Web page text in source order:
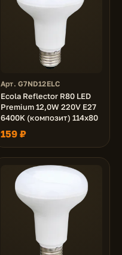
Арт. G7ND12ELC
Ecola Reflector R80 LED
Premium 12,0W 220V E27
6400K (композит) 114x80
159 ₽